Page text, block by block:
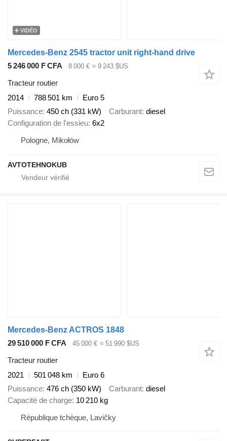
VIDÉO
Mercedes-Benz 2545 tractor unit right-hand drive
5 246 000 F CFA
8 000 € ≈ 9 243 $US
Tracteur routier
2014
788 501 km
Euro 5
Puissance 450 ch (331 kW) Carburant diesel
Configuration de l'essieu 6x2
Pologne, Mikołów
AVTOTEHNOKUB
Mercedes-Benz ACTROS 1848
29 510 000 F CFA
45 000 € ≈ 51 990 $US
Tracteur routier
2021
501 048 km
Euro 6
Puissance 476 ch (350 kW) Carburant diesel
Capacité de charge 10 210 kg
République tchèque, Lavičky